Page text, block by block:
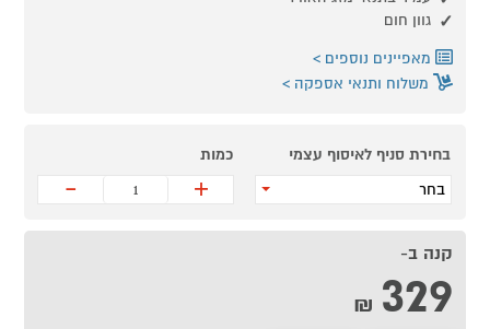
גוון חום
מאפיינים נוספים
משלוח ותנאי אספקה
בחירת סניף לאיסוף עצמי
בחר
כמות
+
-
קנה ב-
329
₪